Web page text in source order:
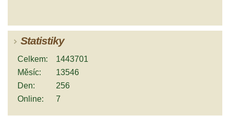
Statistiky
Online: 7
Celkem:
1443701
Měsíc:
13546
Den:
256